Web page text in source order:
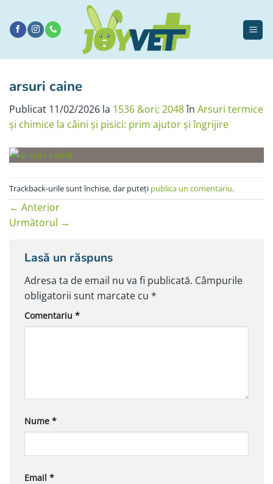
conținut
arsuri caine
Publicat 11/02/2026 la 1536 &ori; 2048în Arsuri termice
și chimice la câini și pisici: prim ajutor și îngrijire
Trackback-urile sunt închise, dar puteți publica un comentariu.
← Anterior
Următorul →
Lasă un răspuns
Adresa ta de email nu va fi publicată. Câmpurile
obligatorii sunt marcate cu *
Comentariu *
Nume *
Email *